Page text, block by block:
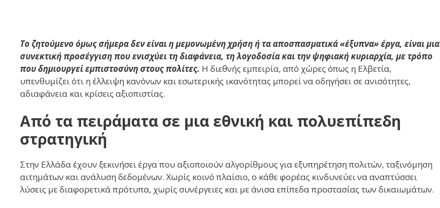
Το ζητούμενο όμως σήμερα δεν είναι η μεμονωμένη χρήση ή τα αποσπασματικά «έξυπνα» έργα, είναι μια
συνεκτική προσέγγιση που ενισχύει τη διαφάνεια, τη λογοδοσία και την ψηφιακή κυριαρχία, με τρόπο
που δημιουργεί εμπιστοσύνη στους πολίτες. Η διεθνής εμπειρία, από χώρες όπως η Ελβετία,
υπενθυμίζει ότι η έλλειψη κανόνων και εσωτερικής ικανότητας μπορεί να οδηγήσει σε ανισότητες,
αδιαφάνεια και κρίσεις αξιοπιστίας.
Από τα πειράματα σε μια εθνική και πολυεπίπεδη
στρατηγική
Στην Ελλάδα έχουν ξεκινήσει έργα που αξιοποιούν αλγορίθμους για εξυπηρέτηση πολιτών, ταξινόμηση
αιτημάτων και ανάλυση δεδομένων. Χωρίς κοινό πλαίσιο, ο κάθε φορέας κινδυνεύει να αναπτύσσει
λύσεις με διαφορετικά πρότυπα, χωρίς συνέργειες και με άνισα επίπεδα προστασίας των δικαιωμάτων.